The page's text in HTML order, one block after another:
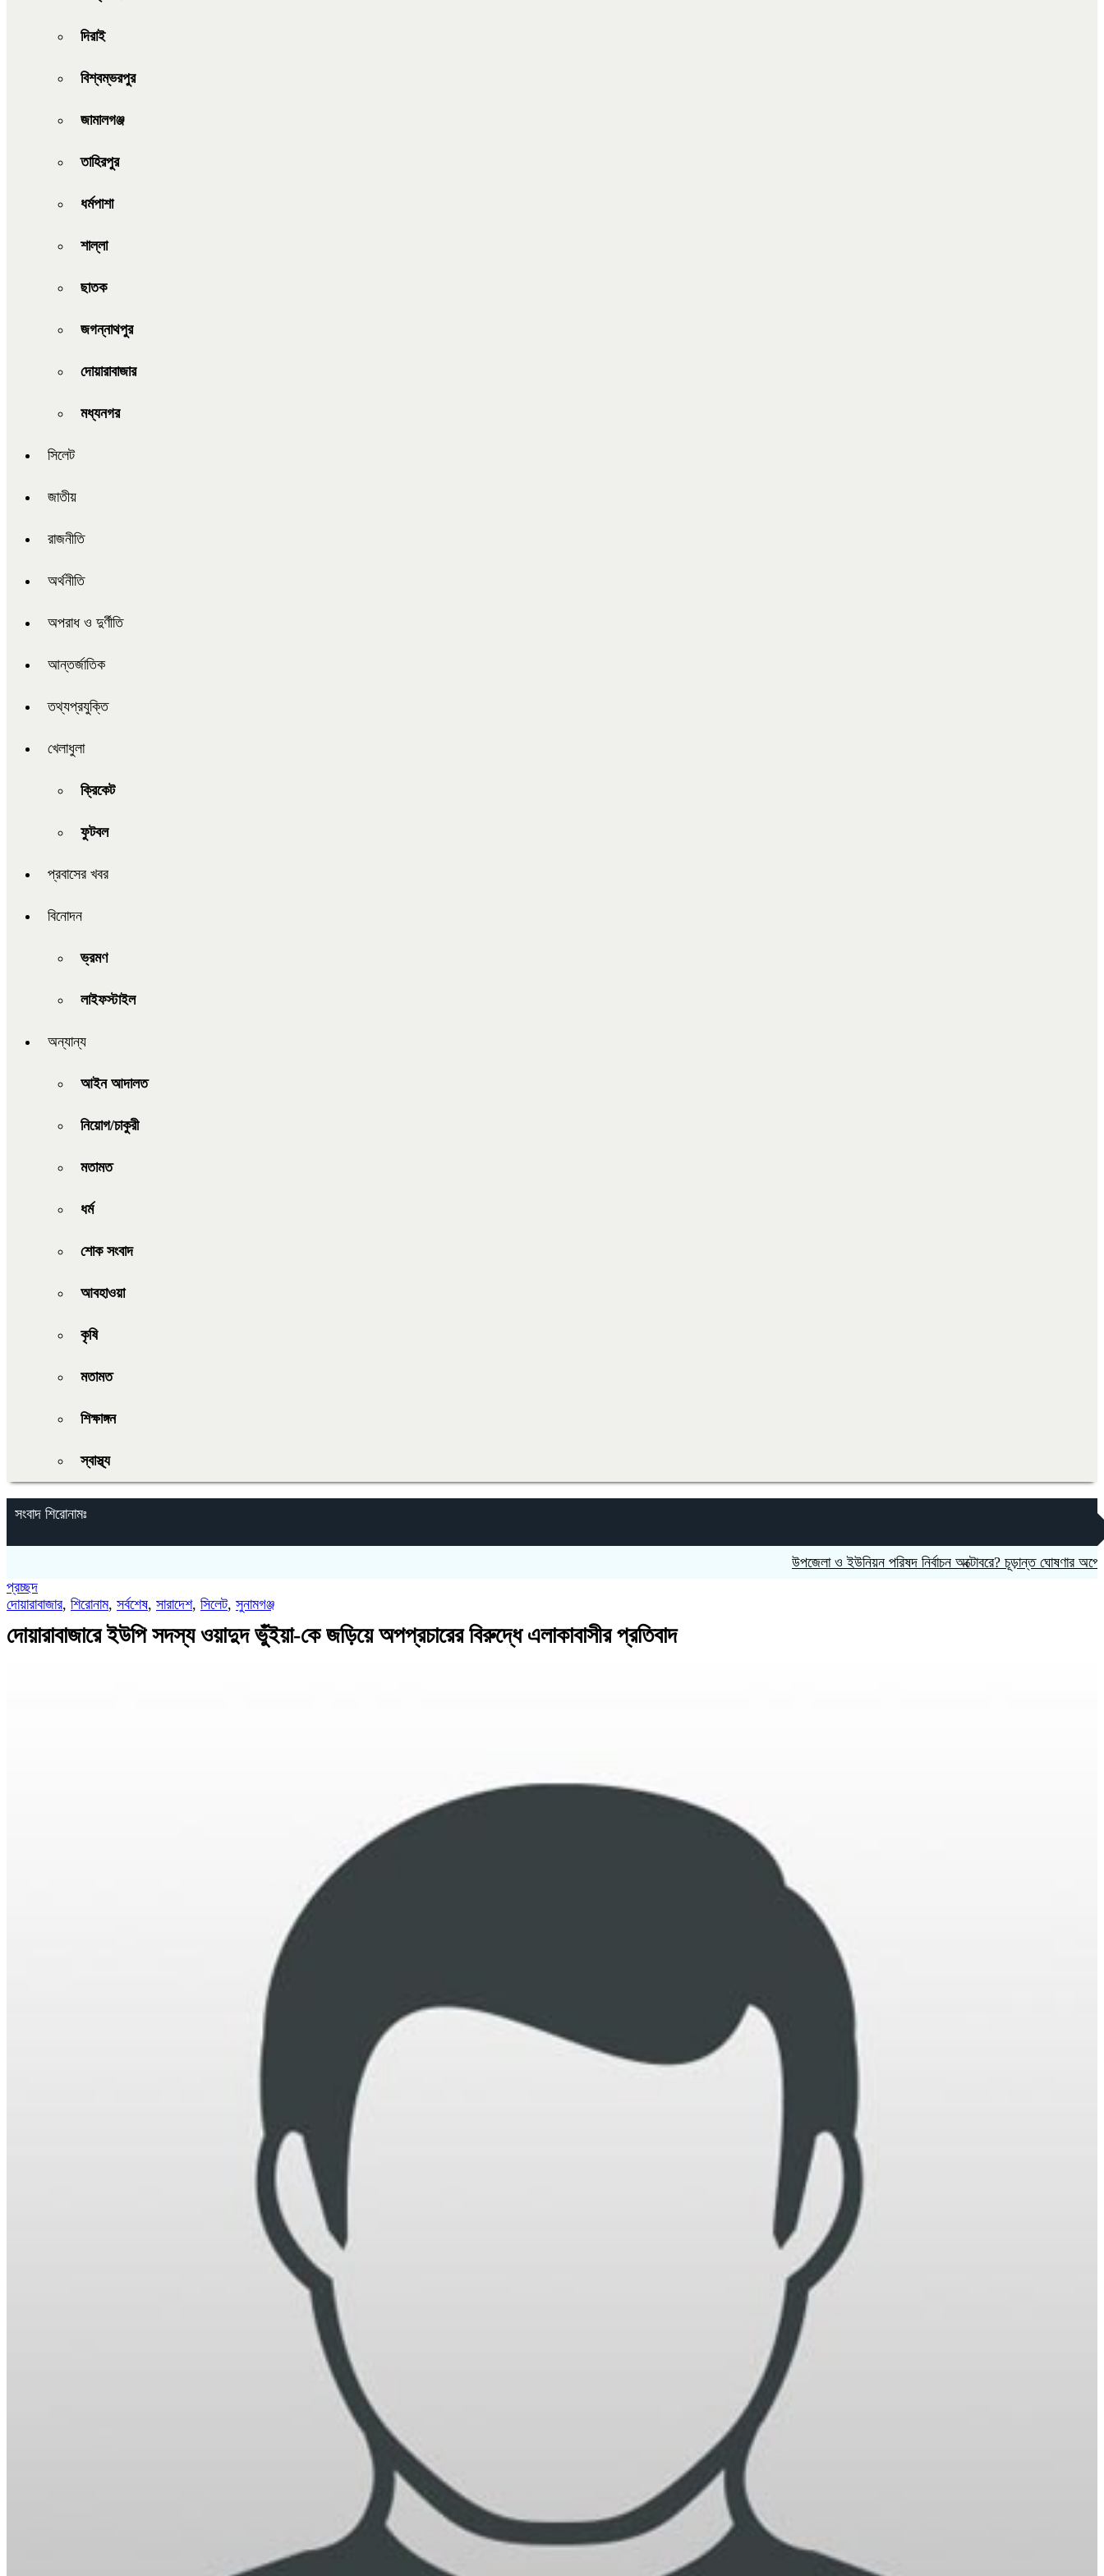
দিরাই
বিশ্বম্ভরপুর
জামালগঞ্জ
তাহিরপুর
ধর্মপাশা
শাল্লা
ছাতক
জগন্নাথপুর
দোয়ারাবাজার
মধ্যনগর
সিলেট
জাতীয়
রাজনীতি
অর্থনীতি
অপরাধ ও দুর্ণীতি
আন্তর্জাতিক
তথ্যপ্রযুক্তি
খেলাধুলা
ক্রিকেট
ফুটবল
প্রবাসের খবর
বিনোদন
ভ্রমণ
লাইফস্টাইল
অন্যান্য
আইন আদালত
নিয়োগ/চাকুরী
মতামত
ধর্ম
শোক সংবাদ
আবহাওয়া
কৃষি
মতামত
শিক্ষাঙ্গন
স্বাস্থ্য
সংবাদ শিরোনামঃ
উপজেলা ও ইউনিয়ন পরিষদ নির্বাচন অক্টোবরে? চূড়ান্ত ঘোষণার অপেক্ষায় মাঠে
প্রচ্ছদ
দোয়ারাবাজার, শিরোনাম, সর্বশেষ, সারাদেশ, সিলেট, সুনামগঞ্জ
দোয়ারাবাজারে ইউপি সদস্য ওয়াদুদ ভুঁইয়া-কে জড়িয়ে অপপ্রচারের বিরুদ্ধে এলাকাবাসীর প্রতিবাদ